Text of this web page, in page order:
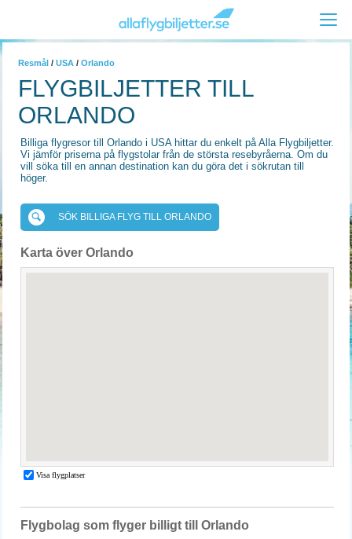
Resmål / USA / Orlando
FLYGBILJETTER TILL
ORLANDO
Billiga flygresor till Orlando i USA hittar du enkelt på Alla Flygbiljetter.
Vi jämför priserna på flygstolar från de största resebyråerna. Om du
vill söka till en annan destination kan du göra det i sökrutan till
höger.
SÖK BILLIGA FLYG TILL ORLANDO
Karta över Orlando
Flygbolag som flyger billigt till Orlando